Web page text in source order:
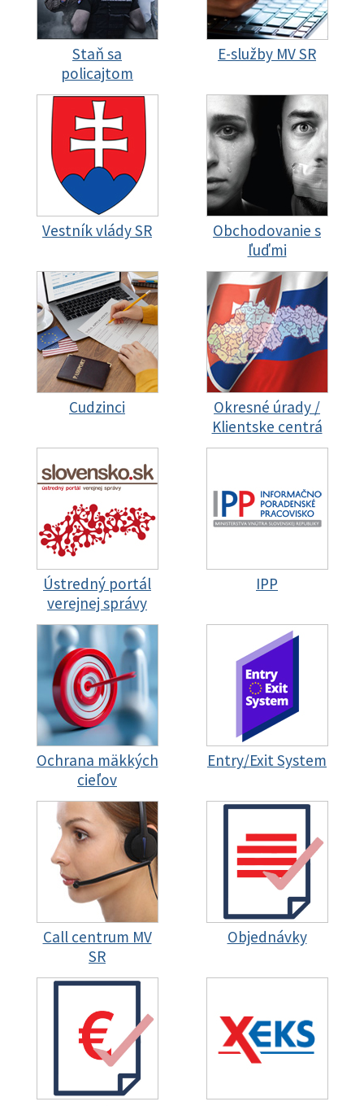
Staň sa
policajtom
E-služby MV SR
Vestník vlády SR
Obchodovanie s
ľuďmi
Cudzinci
Okresné úrady /
Klientske centrá
Ústredný portál
verejnej správy
IPP
Ochrana mäkkých
cieľov
Entry/Exit System
Call centrum MV
SR
Objednávky